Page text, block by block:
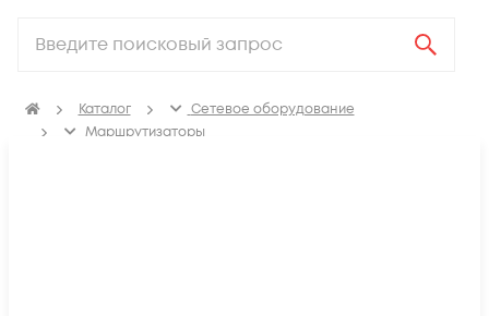
Каталог
Сетевое оборудование
Маршрутизаторы